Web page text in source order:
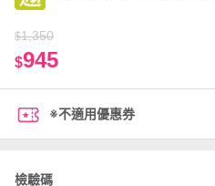
$1,350
$945
※不適用優惠券
檢驗碼